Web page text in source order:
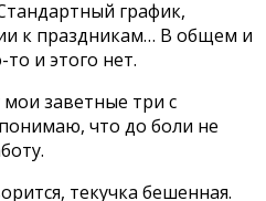
график,
к праздникам… В общем и
и этого нет.
заветные три с
что до боли не
текучка бешенная.